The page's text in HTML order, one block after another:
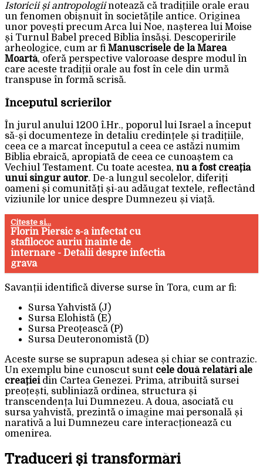
Istoricii și antropologiinotează că tradițiile orale erau
un fenomen obișnuit în societățile antice. Originea
unor povești precum Arca lui Noe, nașterea lui Moise
și Turnul Babel preced Biblia însăși. Descoperirile
arheologice, cum ar fi Manuscrisele de la Marea
Moartă, oferă perspective valoroase despre modul în
care aceste tradiții orale au fost în cele din urmă
transpuse în formă scrisă.
Începutul scrierilor
În jurul anului 1200 î.Hr., poporul lui Israel a început
să-și documenteze în detaliu credințele și tradițiile,
ceea ce a marcat începutul a ceea ce astăzi numim
Biblia ebraică, apropiată de ceea ce cunoaștem ca
Vechiul Testament. Cu toate acestea, nu a fost creația
unui singur autor. De-a lungul secolelor, diferiți
oameni și comunități și-au adăugat textele, reflectând
viziunile lor unice despre Dumnezeu și viață.
Citeste si...
Florin Piersic s-a infectat cu
stafilococ auriu inainte de
internare - Detalii despre infectia
grava
Savanții identifică diverse surse în Tora, cum ar fi:
Sursa Yahvistă (J)
Sursa Elohistă (E)
Sursa Preoțească (P)
Sursa Deuteronomistă (D)
Aceste surse se suprapun adesea și chiar se contrazic.
Un exemplu bine cunoscut sunt cele două relatări ale
creațieidin Cartea Genezei. Prima, atribuită sursei
preoțești, subliniază ordinea, structura și
transcendența lui Dumnezeu. A doua, asociată cu
sursa yahvistă, prezintă o imagine mai personală și
narativă a lui Dumnezeu care interacționează cu
omenirea.
Traduceri și transformări